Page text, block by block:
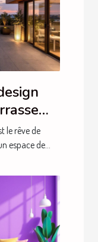
le rêve de
espace de...